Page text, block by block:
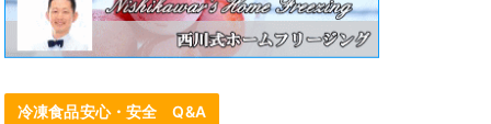
冷凍食品安心・安全 Q&A